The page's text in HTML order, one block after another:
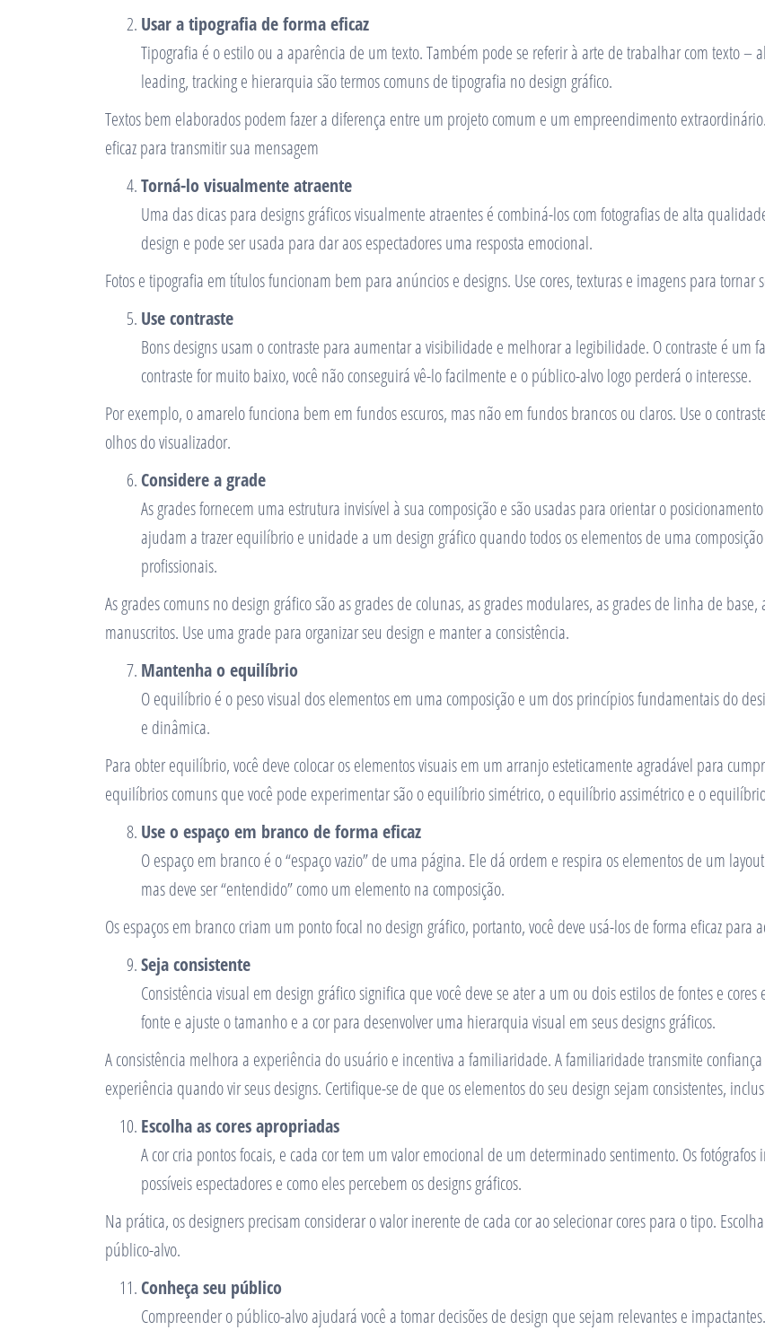
Usar a tipografia de forma eficaz
Tipografia é o estilo ou a aparência de um texto. Também pode se referir à arte de trabalhar com texto –
leading, tracking e hierarquia são termos comuns de tipografia no design gráfico.
Textos bem elaborados podem fazer a diferença entre um projeto comum e um empreendimento
eficaz para transmitir sua mensagem
Torná-lo visualmente atraente
Uma das dicas para designs gráficos visualmente atraentes é combiná-los com fotografias de alta
design e pode ser usada para dar aos espectadores uma resposta emocional.
Fotos e tipografia em títulos funcionam bem para anúncios e designs. Use cores, texturas e imagens para tornar
Use contraste
Bons designs usam o contraste para aumentar a visibilidade e melhorar a legibilidade. O contraste é um
contraste for muito baixo, você não conseguirá vê-lo facilmente e o público-alvo logo perderá o interesse.
Por exemplo, o amarelo funciona bem em fundos escuros, mas não em fundos brancos ou claros. Use o
olhos do visualizador.
Considere a grade
As grades fornecem uma estrutura invisível à sua composição e são usadas para orientar o
ajudam a trazer equilíbrio e unidade a um design gráfico quando todos os elementos de uma
profissionais.
As grades comuns no design gráfico são as grades de colunas, as grades modulares, as grades de linha de
manuscritos. Use uma grade para organizar seu design e manter a consistência.
Mantenha o equilíbrio
O equilíbrio é o peso visual dos elementos em uma composição e um dos princípios fundamentais do
e dinâmica.
Para obter equilíbrio, você deve colocar os elementos visuais em um arranjo esteticamente agradável para
equilíbrios comuns que você pode experimentar são o equilíbrio simétrico, o equilíbrio assimétrico e o
Use o espaço em branco de forma eficaz
O espaço em branco é o “espaço vazio” de uma página. Ele dá ordem e respira os elementos de um
mas deve ser “entendido” como um elemento na composição.
Os espaços em branco criam um ponto focal no design gráfico, portanto, você deve usá-los de forma eficaz para
Seja consistente
Consistência visual em design gráfico significa que você deve se ater a um ou dois estilos de fontes e
fonte e ajuste o tamanho e a cor para desenvolver uma hierarquia visual em seus designs gráficos.
A consistência melhora a experiência do usuário e incentiva a familiaridade. A familiaridade transmite
experiência quando vir seus designs. Certifique-se de que os elementos do seu design sejam consistentes,
Escolha as cores apropriadas
A cor cria pontos focais, e cada cor tem um valor emocional de um determinado sentimento. Os
possíveis espectadores e como eles percebem os designs gráficos.
Na prática, os designers precisam considerar o valor inerente de cada cor ao selecionar cores para o tipo.
público-alvo.
Conheça seu público
Compreender o público-alvo ajudará você a tomar decisões de design que sejam relevantes e